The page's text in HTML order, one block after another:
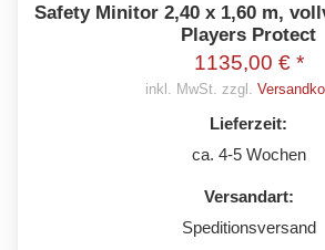
Safety Minitor 2,40 x 1,60 m,
Players Protect
1135,00 € *
inkl. MwSt. zzgl.
Lieferzeit:
ca. 4-5 Wochen
Versandart:
Speditionsversand